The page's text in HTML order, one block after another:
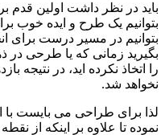
باید در نظر داشت اولین قدم
بتوانیم یک طرح و ایده خوب
بتوانیم در مسیر درست برای
بگیرید زمانی که یا طرحی در
را اتخاذ نکرده اید، در نتیجه
نخواهد شد.
لذا برای طراحی می بایست
نموده تا علاوه بر اینکه از